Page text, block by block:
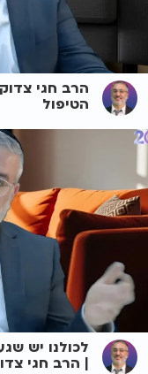
הרב חגי
הטיפול
לכולנו יש
| הרב חגי